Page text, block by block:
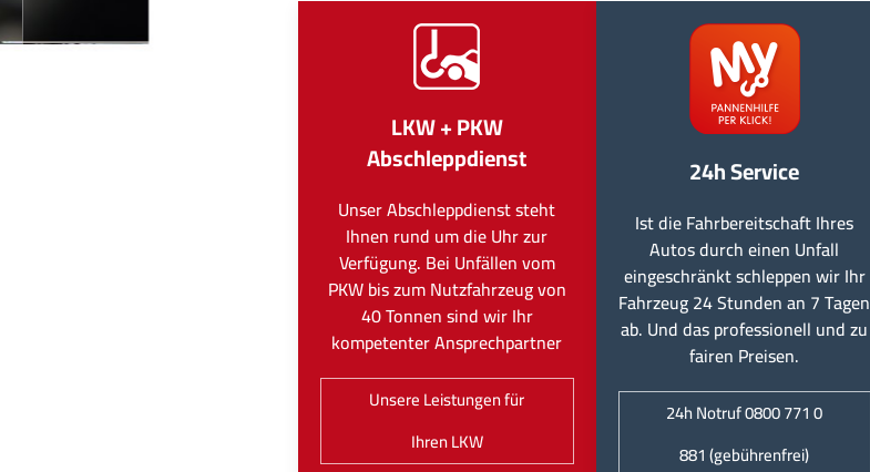
LKW + PKW
Abschleppdienst
Unser Abschleppdienst steht
Ihnen rund um die Uhr zur
Verfügung. Bei Unfällen vom
PKW bis zum Nutzfahrzeug von
40 Tonnen sind wir Ihr
kompetenter Ansprechpartner
Unsere Leistungen für
Ihren LKW
24h Service
Ist die Fahrbereitschaft Ihres
Autos durch einen Unfall
eingeschränkt schleppen wir Ihr
Fahrzeug 24 Stunden an 7 Tagen
ab. Und das professionell und zu
fairen Preisen.
24h Notruf 0800 771 0
881 (gebührenfrei)